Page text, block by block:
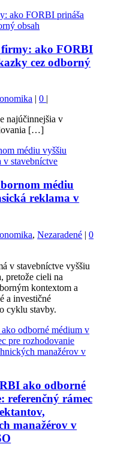
firmy: ako FORBI
cez odborný
|0 |
najúčinnejšia v
[…]
médiu
reklama v
,Nezaradené |0
v stavebníctve vyššiu
pretože cieli na
kontextom a
a investičné
cyklu stavby.
ako odborné
referenčný rámec
manažérov v